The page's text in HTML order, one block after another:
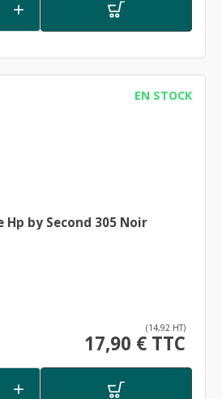

EN STOCK
Hp by Second 305 Noir
(14,92 HT)
17,90 € TTC
